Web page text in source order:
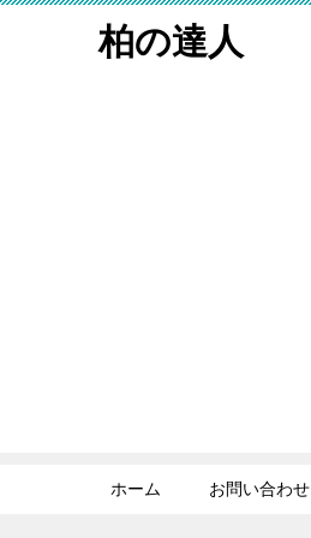
柏の達人
ホーム お問い合わせ